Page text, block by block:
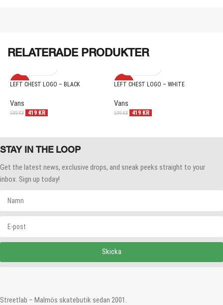
RELATERADE PRODUKTER
-30%
LEFT CHEST LOGO – BLACK
Vans
599KR 419 KR
-30%
LEFT CHEST LOGO – WHITE
Vans
599KR 419 KR
STAY IN THE LOOP
Get the latest news, exclusive drops, and sneak peeks straight to your
inbox. Sign up today!
Skicka
Streetlab – Malmös skatebutik sedan 2001.